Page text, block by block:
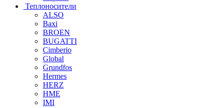
Теплоносители
ALSO
Baxi
BROEN
BUGATTI
Cimberio
Global
Grundfos
Hermes
HERZ
HME
IMI